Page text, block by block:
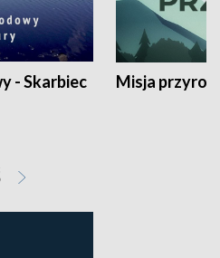
- Skarbiec
Misja